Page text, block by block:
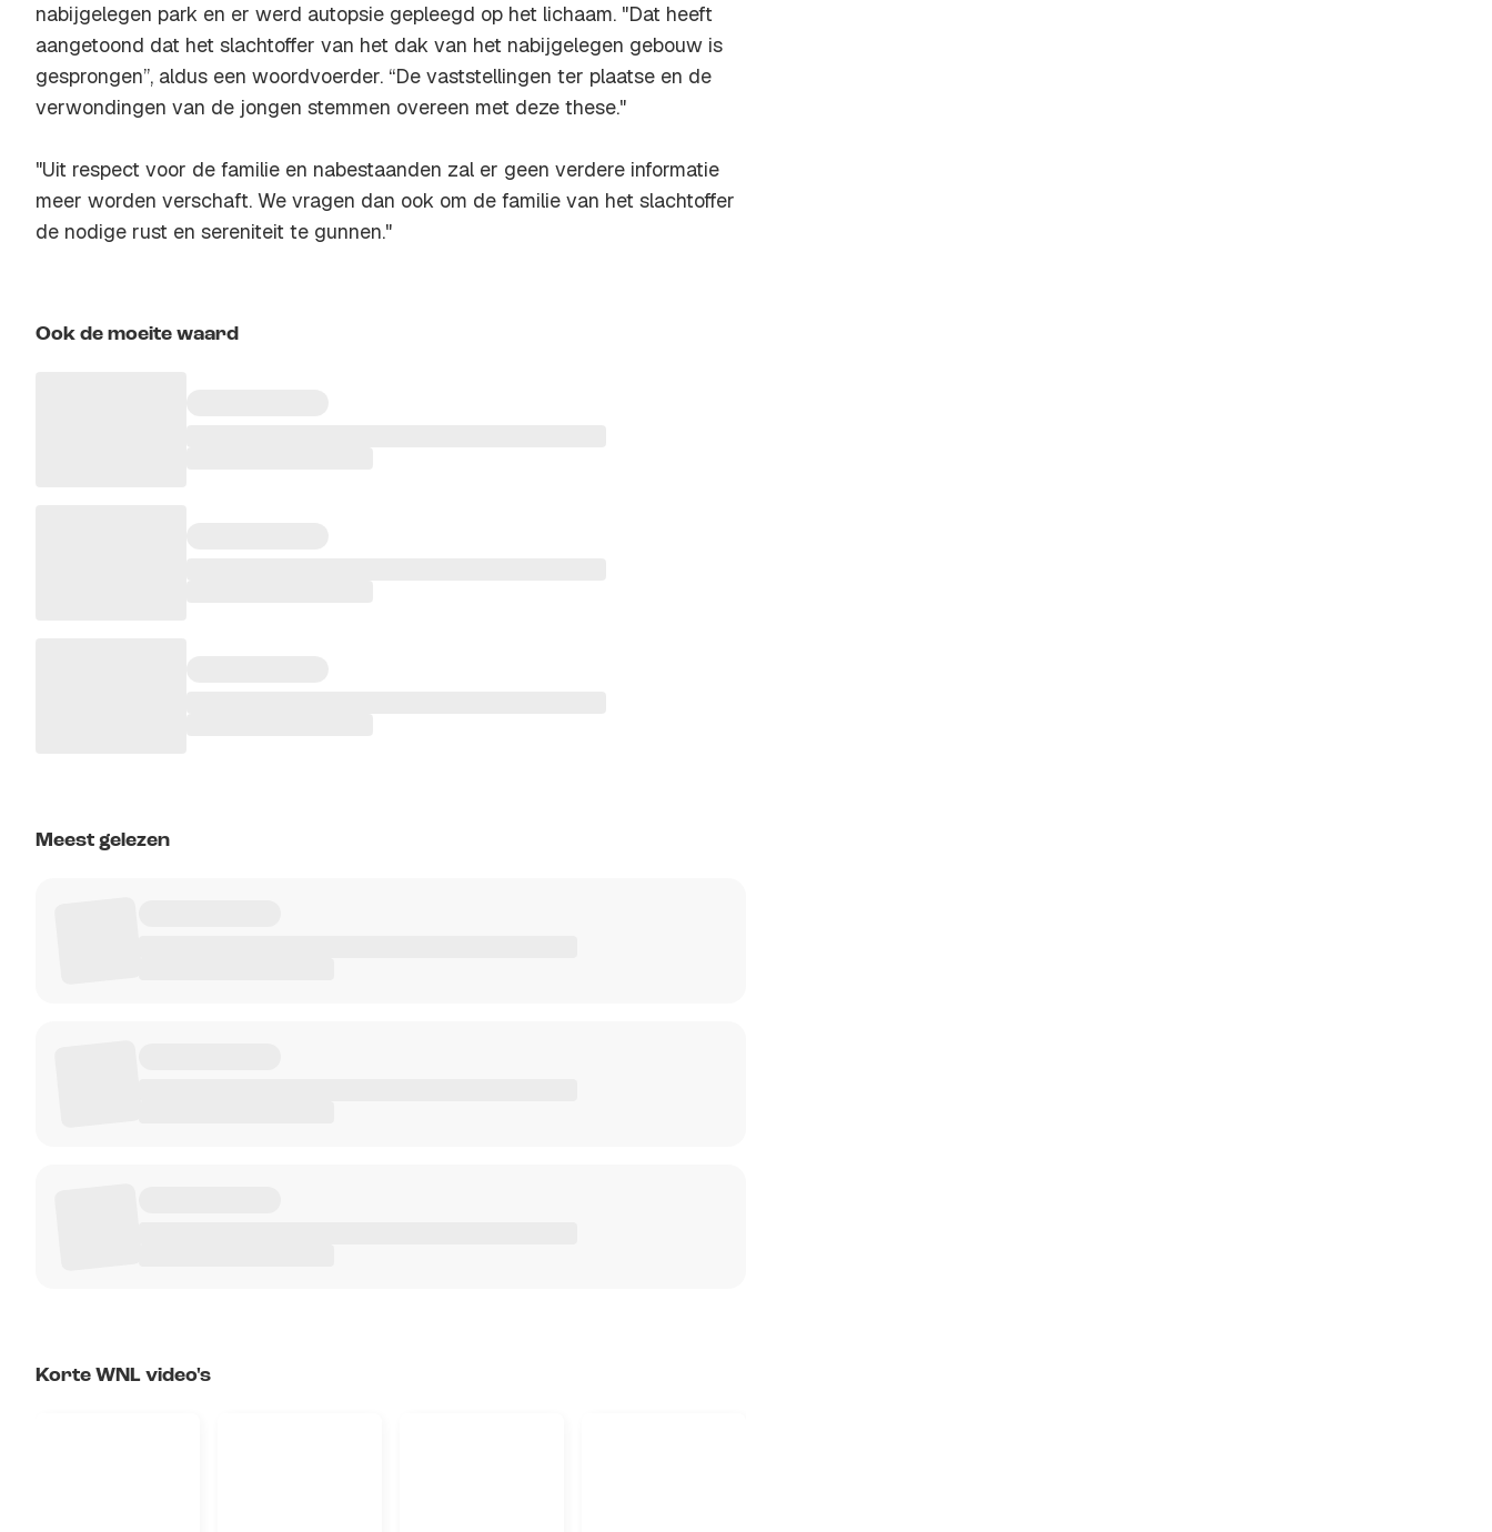
nabijgelegen park en er werd autopsie gepleegd op het lichaam. "Dat heeft
aangetoond dat het slachtoffer van het dak van het nabijgelegen gebouw is
gesprongen”, aldus een woordvoerder. “De vaststellingen ter plaatse en de
verwondingen van de jongen stemmen overeen met deze these."
"Uit respect voor de familie en nabestaanden zal er geen verdere informatie
meer worden verschaft. We vragen dan ook om de familie van het slachtoffer
de nodige rust en sereniteit te gunnen."
Ook de moeite waard
Meest gelezen
Korte WNL video's